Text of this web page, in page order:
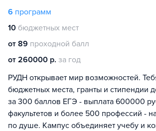
6 программ
10 бюджетных мест
от 89 проходной балл
от 260000 р. за год
РУДН открывает мир возможностей.
бюджетных места, гранты и стипендии
за 300 баллов ЕГЭ - выплата 600000
факультетов и более 500 профессий -
по душе. Кампус объединяет учебу и